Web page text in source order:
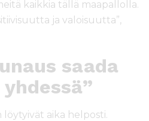
kaikkia tällä maapallolla.
ja valoisuutta”,
saada
aika helposti.